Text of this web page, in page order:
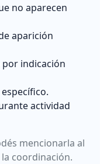
no aparecen
aparición
indicación
actividad
mencionarla al
coordinación.